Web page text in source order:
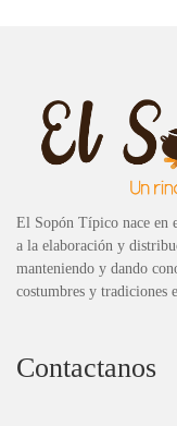
El Sopón Típico nace en
a la elaboración y
manteniendo y dando
costumbres y tradiciones
Contactanos